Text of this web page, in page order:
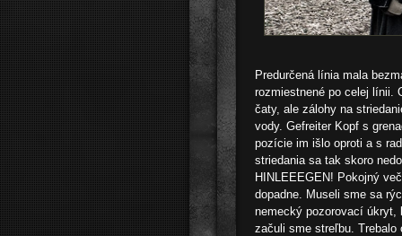
Predurčená línia mala
rozmiestnené po celej línii.
čaty, ale zálohy na
vody. Gefreiter Kopf s
pozície im išlo oproti a s
striedania sa tak skoro
HINLEEEGEN! Pokojný
dopadne. Museli sme sa
nemecký pozorovací úkryt,
začuli sme streľbu.